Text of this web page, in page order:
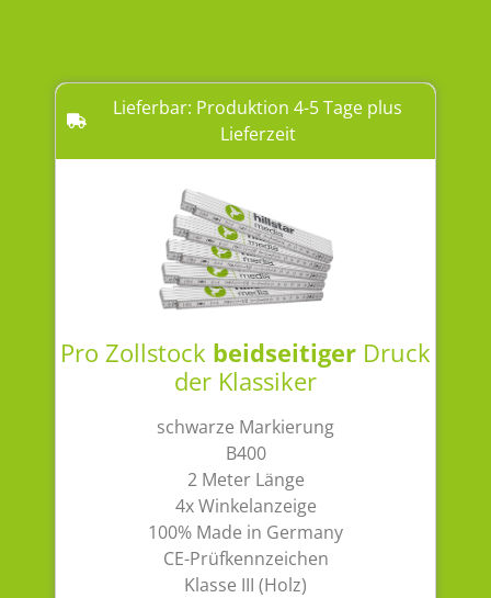
Lieferbar: Produktion 4-5 Tage plus
Lieferzeit
Pro Zollstock beidseitiger Druck
der Klassiker
schwarze Markierung
B400
2 Meter Länge
4x Winkelanzeige
100% Made in Germany
CE-Prüfkennzeichen
Klasse III (Holz)